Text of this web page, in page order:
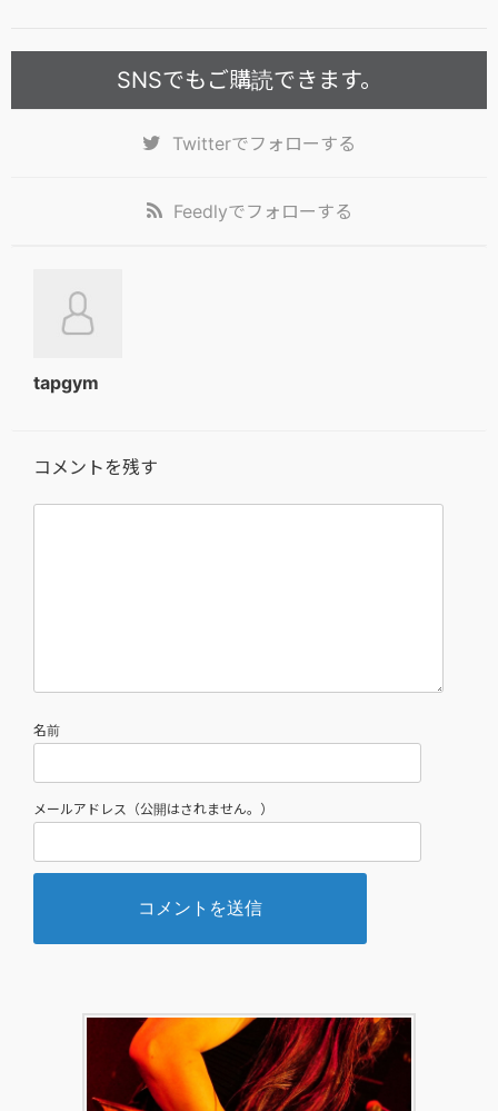
SNSでもご購読できます。
Twitterでフォローする
Feedlyでフォローする
tapgym
コメントを残す
名前
メールアドレス（公開はされません。）